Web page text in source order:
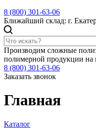
8 (800) 301-63-06
Ближайший склад: г.
Производим сложные
полимерной продукции на
8 (800) 301-63-06
Заказать звонок
Главная
Каталог